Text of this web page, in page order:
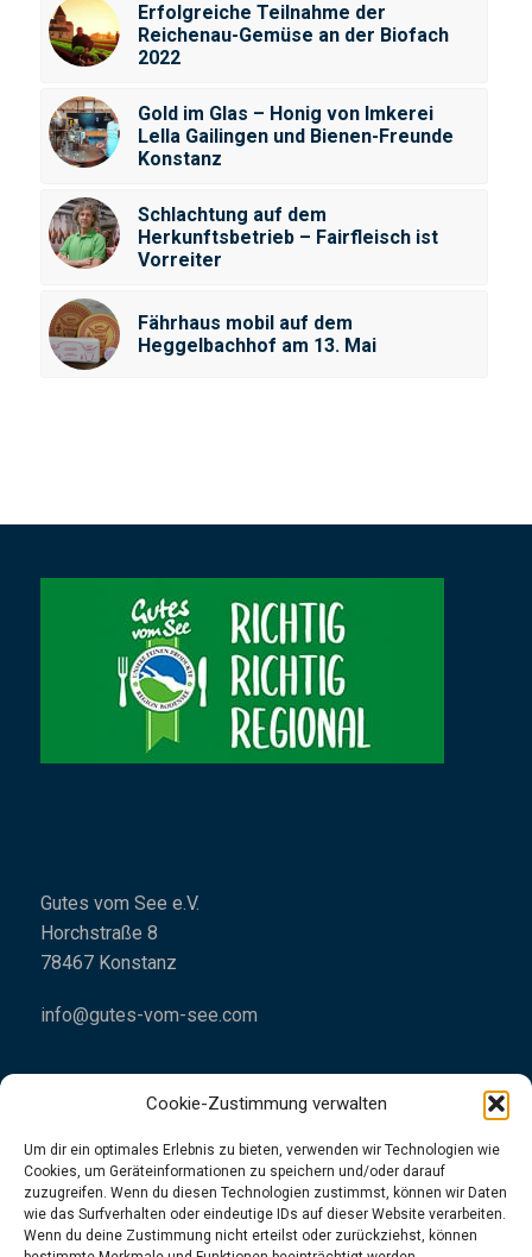
Cookie-Zustimmung verwalten
Um dir ein optimales Erlebnis zu bieten, verwenden wir Technologien wie
Cookies, um Geräteinformationen zu speichern und/oder darauf
zuzugreifen. Wenn du diesen Technologien zustimmst, können wir Daten
wie das Surfverhalten oder eindeutige IDs auf dieser Website verarbeiten.
Wenn du deine Zustimmung nicht erteilst oder zurückziehst, können
Erfolgreiche Teilnahme der
Reichenau-Gemüse an der Biofach
2022
Gold im Glas – Honig von Imkerei
Lella Gailingen und Bienen-Freunde
Konstanz
Schlachtung auf dem
Herkunftsbetrieb – Fairfleisch ist
Vorreiter
Fährhaus mobil auf dem
Heggelbachhof am 13. Mai
Gutes vom See e.V.
Horchstraße 8
78467 Konstanz
info@gutes-vom-see.com
Impressum
Datenschutzrichtlinien